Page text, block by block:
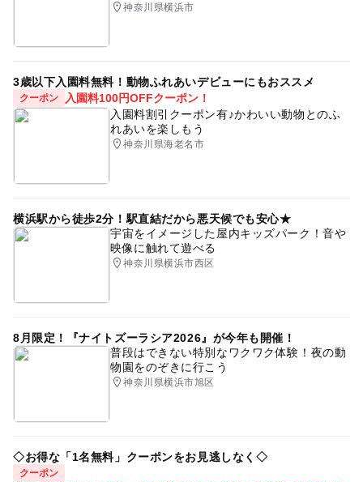
神奈川県横浜市
3歳以下入園料無料！動物ふれあいデビューにもおススメ
クーポン
入園料100円OFFクーポン！
入園料割引クーポン有♪かわいい動物とのふ
れあいを楽しもう
神奈川県海老名市
横浜駅から徒歩2分！駅直結だから悪天候でも安心★
宇宙をイメージした屋内キッズパーク！音や
映像に触れて遊べる
神奈川県横浜市西区
8月限定！『ナイトズーラシア2026』が今年も開催！
普段はできない特別なワクワク体験！夜の動
物園をのぞきに行こう
神奈川県横浜市旭区
◇お得な「1名無料」クーポンをお見逃しなく◇
クーポン